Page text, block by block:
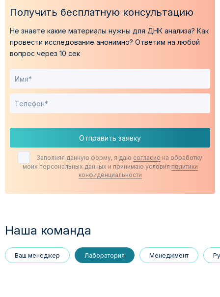
Получить бесплатную консультацию
Не знаете какие материалы нужны для ДНК анализа? Как
провести исследование анонимно? Ответим на любой
вопрос через 10 сек
Отправить заявку
Заполняя данную форму, я даю согласие на обработку
моих персональных данных и принимаю условия политики
конфиденциальности
Наша команда
Ваш менеджер Лаборатория Менеджмент